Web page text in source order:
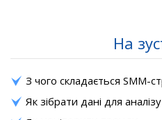
На
З чого складається SMM-
Як зібрати дані для